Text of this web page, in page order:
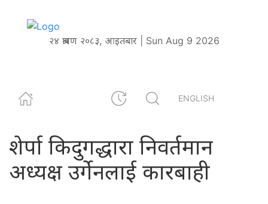
२४ श्रावण २०८३, आइतबार | Sun Aug 9 2026
ENGLISH
शेर्पा किदुगद्धारा निवर्तमान
अध्यक्ष उर्गेनलाई कारबाही